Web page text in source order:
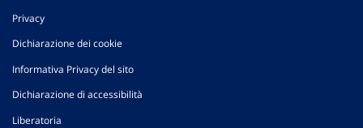
Privacy
Dichiarazione dei cookie
Informativa Privacy del sito
Dichiarazione di accessibilità
Liberatoria